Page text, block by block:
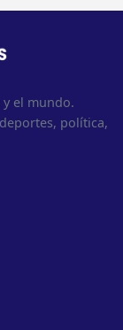
el mundo.
política,